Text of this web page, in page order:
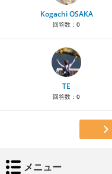
Kogachi OSAKA
回答数： 0
TE
回答数： 0
メニュー